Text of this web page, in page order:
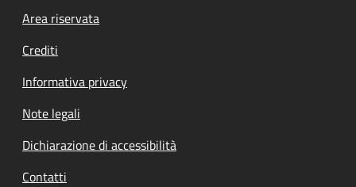
Footer menu
Area riservata
Crediti
Informativa privacy
Note legali
Dichiarazione di accessibilità
Contatti